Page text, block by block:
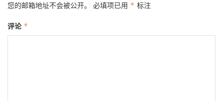
您的邮箱地址不会被公开。 必填项已用 * 标注
评论 *